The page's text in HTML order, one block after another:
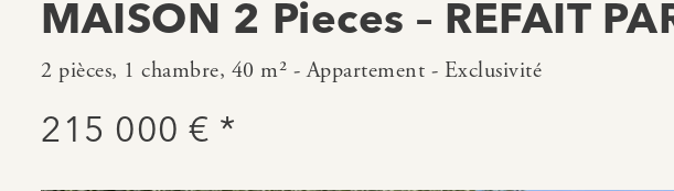
MAISON 2 Pieces – REFAIT
2 pièces, 1 chambre, 40 m² - Appartement - Exclusivité
215 000 € *